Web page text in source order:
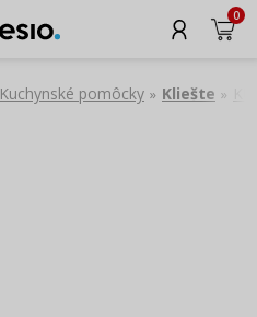
0
Kuchynské pomôcky » Kliešte »